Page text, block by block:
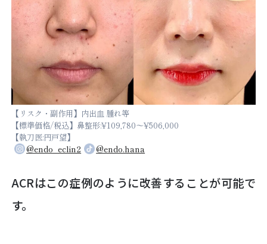
【リスク・副作用】内出血 腫れ等
【標準価格/税込】鼻整形:¥109,780～¥506,000
【執刀医:円戸望】
@endo_eclin2
@endo.hana
ACRはこの症例のように改善することが可能で
す。